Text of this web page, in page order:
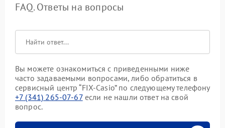
FAQ. Ответы на вопросы
Вы можете ознакомиться с приведенными ниже
часто задаваемыми вопросами, либо обратиться в
сервисный центр “FIX-Casio” по следующему телефону
+7 (341) 265-07-67если не нашли ответ на свой
вопрос.